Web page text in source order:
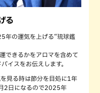
る
年の運気を上げる“琉球鑑
できるかをアロマを含めて
イスをお伝えします。
見る時は節分を目処に1年
2日になるので2025年